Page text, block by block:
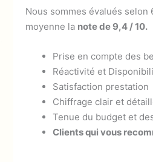
Nous sommes évalués
moyenne la note de 9,4 / 10.
Prise en compte des
Réactivité et
Satisfaction prestation
Chiffrage clair et
Tenue du budget et
Clients qui vous